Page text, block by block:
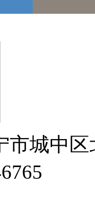
市城中区